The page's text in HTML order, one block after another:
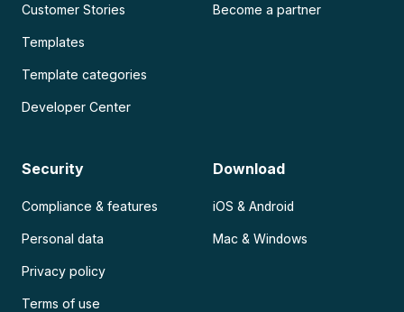
Customer Stories
Templates
Template categories
Developer Center
Become a partner
Security
Compliance & features
Personal data
Privacy policy
Terms of use
Download
iOS & Android
Mac & Windows